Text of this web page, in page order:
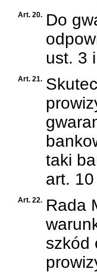
Art. 20. Do
ust. 3
Art. 21.
taki
art.
Art. 22. Rada
szkód